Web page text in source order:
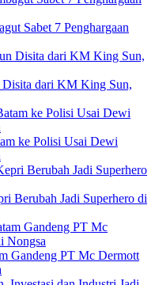
Sabet 7 Penghargaan
dari KM King Sun,
ke Polisi Usai Dewi
Berubah Jadi Superhero di
Gandeng PT Mc Dermott